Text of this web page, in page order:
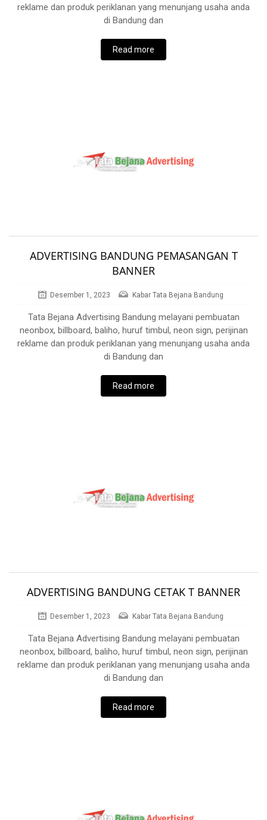
reklame dan produk periklanan yang menunjang usaha anda
di Bandung dan
Read more
ADVERTISING BANDUNG PEMASANGAN T
BANNER
Desember 1, 2023 Kabar Tata Bejana Bandung
Tata Bejana Advertising Bandung melayani pembuatan
neonbox, billboard, baliho, huruf timbul, neon sign, perijinan
reklame dan produk periklanan yang menunjang usaha anda
di Bandung dan
Read more
ADVERTISING BANDUNG CETAK T BANNER
Desember 1, 2023 Kabar Tata Bejana Bandung
Tata Bejana Advertising Bandung melayani pembuatan
neonbox, billboard, baliho, huruf timbul, neon sign, perijinan
reklame dan produk periklanan yang menunjang usaha anda
di Bandung dan
Read more